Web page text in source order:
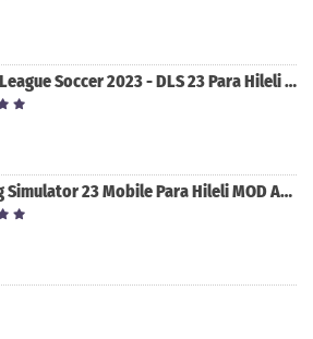
Dream League Soccer 2023 - DLS 23 Para Hileli MOD APK [v11.020]
Farming Simulator 23 Mobile Para Hileli MOD APK indir [v0.0.0.8]